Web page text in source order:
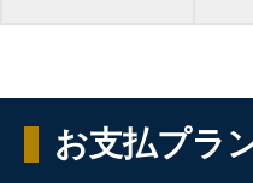
お支払プラ